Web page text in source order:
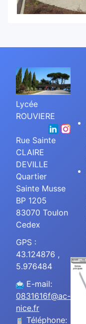
Lycée
ROUVIERE
Rue Sainte
CLAIRE
DEVILLE
Quartier
Sainte Musse
BP 1205
83070 Toulon
Cedex
GPS :
43.124876 ,
5.976484
E-mail:
0831616f@ac-
nice.fr
Téléphone: